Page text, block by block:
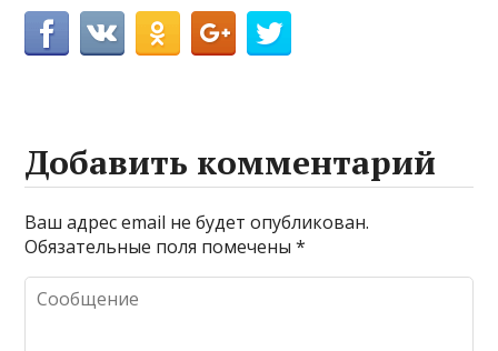
Добавить комментарий
Ваш адрес email не будет опубликован.
Обязательные поля помечены*